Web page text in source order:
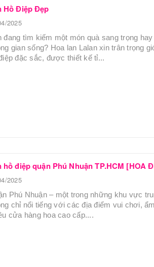
Hồ Điệp Đẹp
2025
đang tìm kiếm một món quà sang trọng
gian sống? Hoa lan Lalan xin trân trọng
đặc sắc, được thiết kế tỉ...
hồ điệp quận Phú Nhuận TP.HCM [HOA
2025
Phú Nhuận – một trong những khu vực
chỉ nổi tiếng với các địa điểm vui chơi,
cửa hàng hoa cao cấp....